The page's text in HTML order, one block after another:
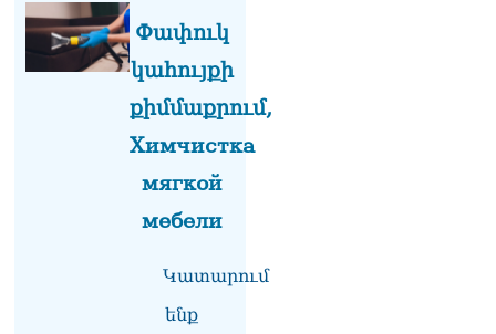
Փափուկ
կահույքի
քիմմաքրում,
Химчистка
мягкой
мебели
Կատարում
ենք
ական պատգամավոր
Ղազարյանին
07.08.2026